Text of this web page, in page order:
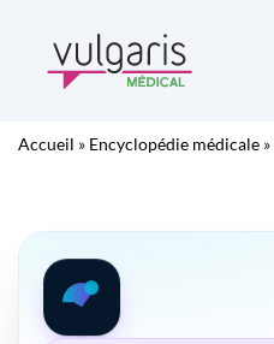
contenu
Accueil » Encyclopédie médicale »